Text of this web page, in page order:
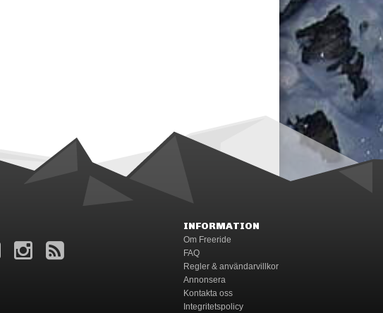
INFORMATION
Om Freeride
FAQ
Regler & användarvillkor
Annonsera
Kontakta oss
Integritetspolicy